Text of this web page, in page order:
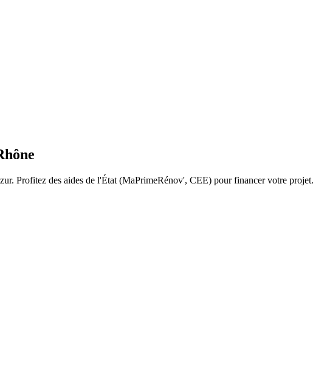
. Profitez des aides de l'État (MaPrimeRénov', CEE) pour financer votre projet.